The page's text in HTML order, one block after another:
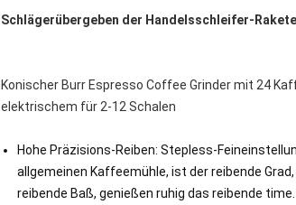
Schlägerübergeben der Handelsschleifer-
Konischer Burr Espresso Coffee Grinder mit 24
elektrischem für 2-12 Schalen
Hohe Präzisions-Reiben: Stepless-
allgemeinen Kaffeemühle, ist der reibende
reibende Baß, genießen ruhig das reibende time.️